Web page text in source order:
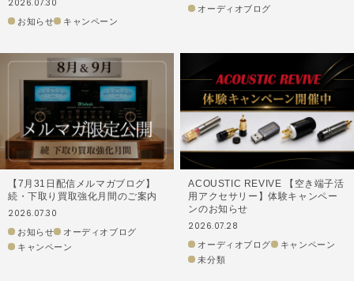
2026.07.30
お知らせ キャンペーン
オーディオブログ
【7月31日配信メルマガブログ】
続・下取り買取強化月間のご案内
2026.07.30
お知らせ
オーディオブログ
キャンペーン
ACOUSTIC REVIVE 【空き端子活
用アクセサリー】体験キャンペー
ンのお知らせ
2026.07.28
オーディオブログ
キャンペーン
未分類